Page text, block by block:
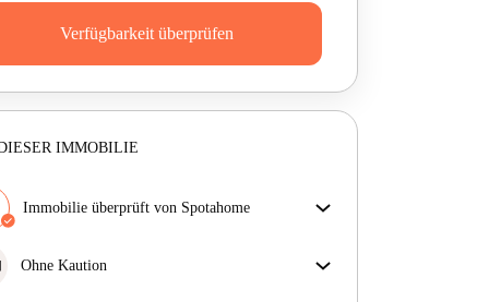
Verfügbarkeit überprüfen
IMMOBILIE
Immobilie überprüft von Spotahome
sicherzustellen, dass du genau das bekommst, was du
Ohne Kaution